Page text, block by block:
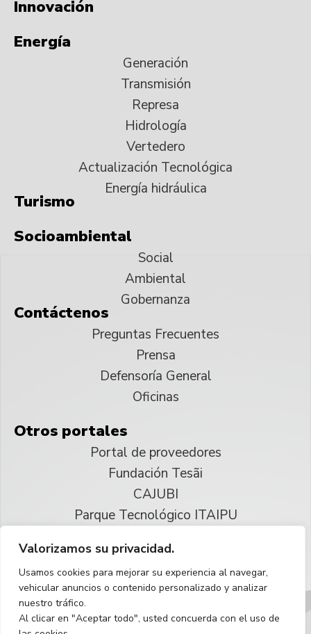
Valorizamos su privacidad.
Usamos cookies para mejorar su experiencia al navegar,
vehicular anuncios o contenido personalizado y analizar
nuestro tráfico.
Al clicar en "Aceptar todo", usted concuerda con el uso de
Innovación
Energía
Generación
Transmisión
Represa
Hidrología
Vertedero
Actualización Tecnológica
Energía hidráulica
Turismo
Socioambiental
Social
Ambiental
Gobernanza
Contáctenos
Preguntas Frecuentes
Prensa
Defensoría General
Oficinas
Otros portales
Portal de proveedores
Fundación Tesãi
CAJUBI
Parque Tecnológico ITAIPU
Reservados todos los derechos
Español